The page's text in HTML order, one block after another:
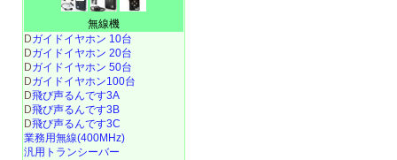
無線機
Dガイドイヤホン 10台
Dガイドイヤホン 20台
Dガイドイヤホン 50台
Dガイドイヤホン100台
D飛び声るんです3A
D飛び声るんです3B
D飛び声るんです3C
業務用無線(400MHz)
汎用トランシーバー